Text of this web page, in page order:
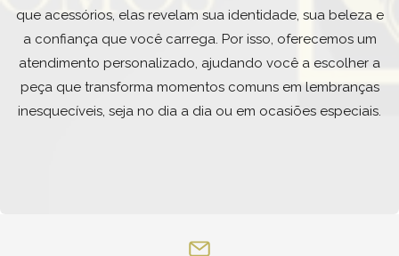
que acessórios, elas revelam sua identidade, sua beleza e
a confiança que você carrega. Por isso, oferecemos um
atendimento personalizado, ajudando você a escolher a
peça que transforma momentos comuns em lembranças
inesquecíveis, seja no dia a dia ou em ocasiões especiais.